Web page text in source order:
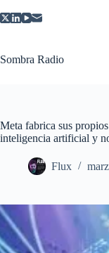
al
Sombra Radio
Meta fabrica sus
inteligencia artificial y
Flux